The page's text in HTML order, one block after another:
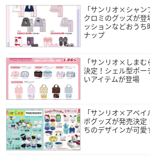
「サンリオ×シャ
クロミのグッズが登
ッションなどおう
ナップ
「サンリオ×しま
決定！シェル型ポー
いアイテムが登場
「サンリオ×アベ
ボグッズが発売決定
ちのデザインが可愛